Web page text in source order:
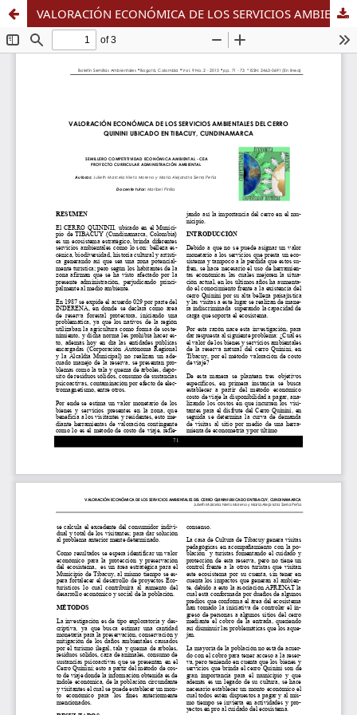
VALORACIÓN ECONÓMICA DE LOS SERVICIOS AMBIENTALES DEL CERRO QUININI UBICADO EN TIBACUY, CUNDINAMARCA